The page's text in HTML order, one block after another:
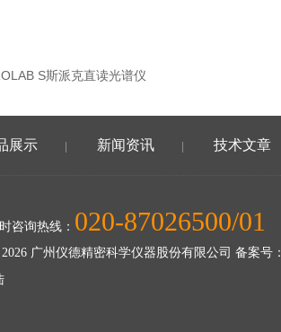
S斯派克直读光谱仪
展示 新闻资讯 技术文章
咨询热线： 020-87026500/01
广州仪德精密科学仪器股份有限公司 备案号：